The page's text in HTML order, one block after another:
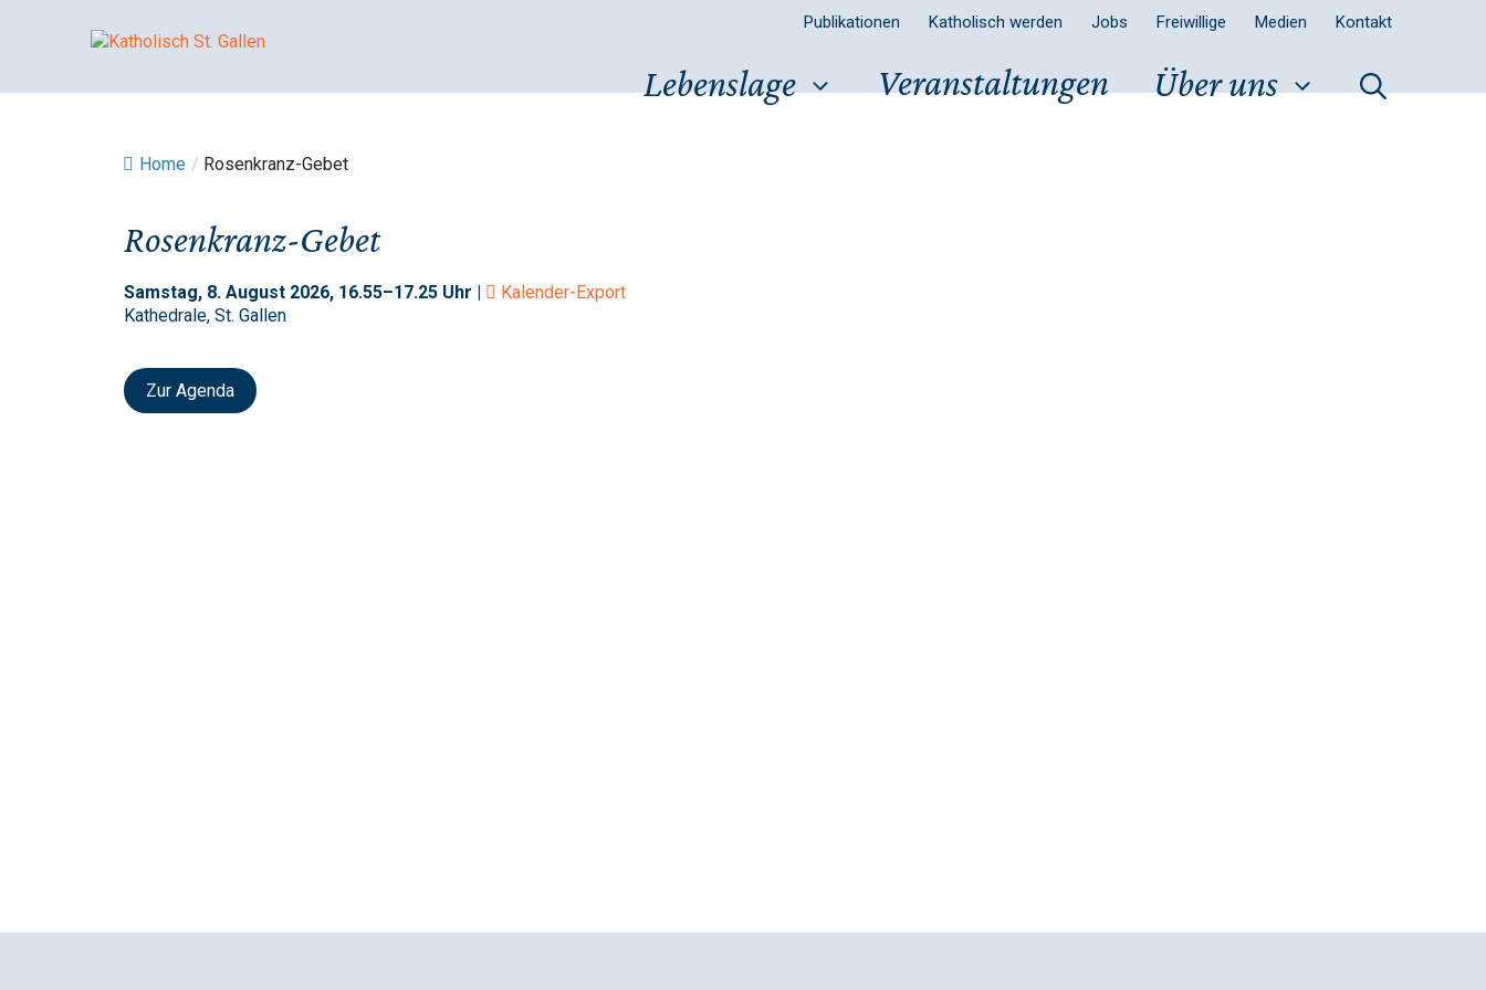
Publikationen Katholisch werden Jobs Freiwillige Medien Kontakt
Lebenslage Veranstaltungen Über uns
Home / Rosenkranz-Gebet
Rosenkranz-Gebet
Samstag, 8. August 2026, 16.55–17.25 Uhr |
Kalender-Export
Kathedrale, St. Gallen
Zur Agenda